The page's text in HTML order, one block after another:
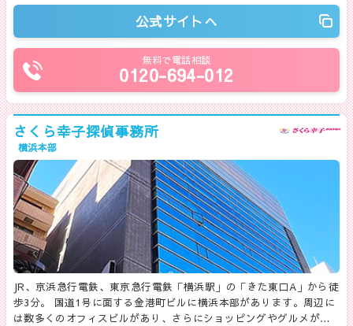
公式サイトへ
無料で電話相談
0120-694-012
さくら幸子探偵事務所
横浜本部
JR、京浜急行電鉄、東京急行電鉄「横浜駅」の「きた東口A」から徒
歩3分。 国道1号に面する金港町ビルに横浜本部があります。周辺に
は数多くのオフィスビルがあり、さらにショッピングやグルメが…